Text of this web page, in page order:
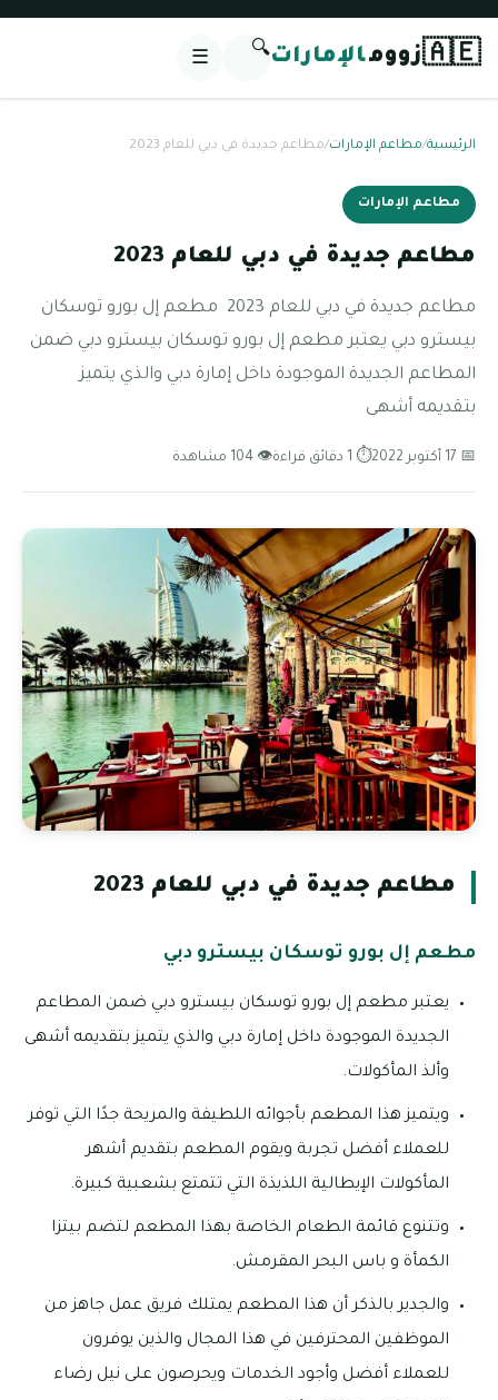
🇦🇪زوومالإمارات🔍
☰
الرئيسية/مطاعم الإمارات/مطاعم جديدة في دبي للعام 2023
مطاعم الإمارات
مطاعم جديدة في دبي للعام 2023
مطاعم جديدة في دبي للعام 2023 مطعم إل بورو توسكان
بيسترو دبي يعتبر مطعم إل بورو توسكان بيسترو دبي ضمن
المطاعم الجديدة الموجودة داخل إمارة دبي والذي يتميز
بتقديمه أشهى
📅 17 أكتوبر 2022 ⏱ 1 دقائق قراءة 👁 104 مشاهدة
مطاعم جديدة في دبي للعام 2023
مطعم إل بورو توسكان بيسترو دبي
يعتبر مطعم إل بورو توسكان بيسترو دبي ضمن المطاعم
الجديدة الموجودة داخل إمارة دبي والذي يتميز بتقديمه أشهى
وألذ المأكولات.
ويتميز هذا المطعم بأجوائه اللطيفة والمريحة جدًا التي توفر
للعملاء أفضل تجربة ويقوم المطعم بتقديم أشهر
المأكولات الإيطالية اللذيذة التي تتمتع بشعبية كبيرة.
وتتنوع قائمة الطعام الخاصة بهذا المطعم لتضم بيتزا
الكمأة و باس البحر المقرمش.
والجدير بالذكر أن هذا المطعم يمتلك فريق عمل جاهز من
الموظفين المحترفين في هذا المجال والذين يوفرون
للعملاء أفضل وأجود الخدمات ويحرصون على نيل رضاء